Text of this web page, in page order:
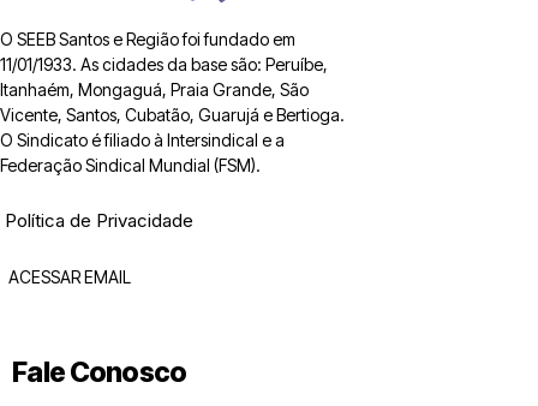
O SEEB Santos e Região foi fundado em
11/01/1933. As cidades da base são: Peruíbe,
Itanhaém, Mongaguá, Praia Grande, São
Vicente, Santos, Cubatão, Guarujá e Bertioga.
O Sindicato é filiado à Intersindical e a
Federação Sindical Mundial (FSM).
Política de Privacidade
ACESSAR EMAIL
Fale Conosco